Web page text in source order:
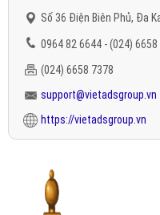
Số 36 Điện Biên Phủ, Đa
0964 82 6644 - (024) 6658
(024) 6658 7378
support@vietadsgroup.vn
https://vietadsgroup.vn